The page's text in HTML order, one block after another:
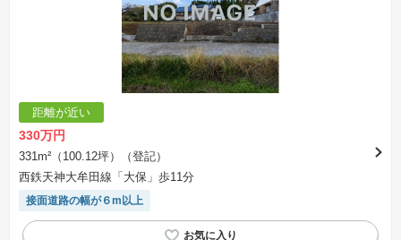
距離が近い
330万円
331m²（100.12坪）（登記）
西鉄天神大牟田線「大保」歩11分
接面道路の幅が６m以上